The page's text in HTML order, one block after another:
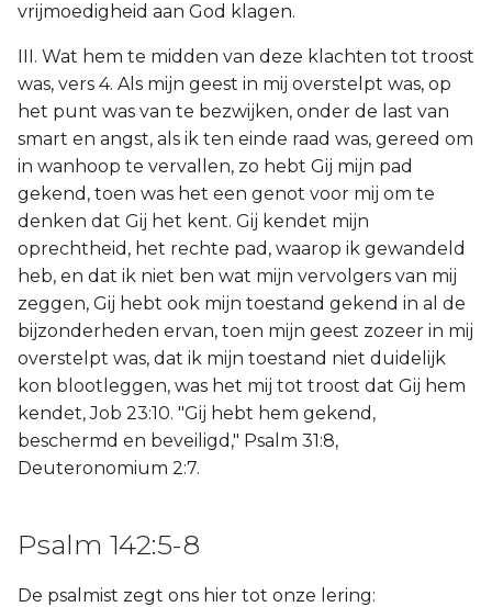
vrijmoedigheid aan God klagen.
III. Wat hem te midden van deze klachten tot troost
was, vers 4. Als mijn geest in mij overstelpt was, op
het punt was van te bezwijken, onder de last van
smart en angst, als ik ten einde raad was, gereed om
in wanhoop te vervallen, zo hebt Gij mijn pad
gekend, toen was het een genot voor mij om te
denken dat Gij het kent. Gij kendet mijn
oprechtheid, het rechte pad, waarop ik gewandeld
heb, en dat ik niet ben wat mijn vervolgers van mij
zeggen, Gij hebt ook mijn toestand gekend in al de
bijzonderheden ervan, toen mijn geest zozeer in mij
overstelpt was, dat ik mijn toestand niet duidelijk
kon blootleggen, was het mij tot troost dat Gij hem
kendet, Job 23:10. "Gij hebt hem gekend,
beschermd en beveiligd," Psalm 31:8,
Deuteronomium 2:7.
Psalm 142:5-8
De psalmist zegt ons hier tot onze lering: